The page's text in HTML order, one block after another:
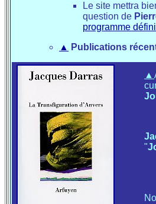
Le site mettra
question de
programme
▲
Publications
▲
"